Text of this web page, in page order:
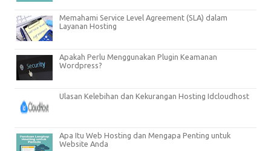
Memahami Service Level Agreement (SLA) dalam
Layanan Hosting
Apakah Perlu Menggunakan Plugin Keamanan
Wordpress?
Ulasan Kelebihan dan Kekurangan Hosting Idcloudhost
Apa Itu Web Hosting dan Mengapa Penting untuk
Website Anda